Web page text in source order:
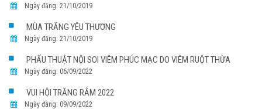
Ngày đăng: 21/10/2019
MÙA TRĂNG YÊU THƯƠNG
Ngày đăng: 21/10/2019
PHẨU THUẬT NỘI SOI VIÊM PHÚC MẠC DO VIÊM RUỘT THỪA
Ngày đăng: 06/09/2022
VUI HỘI TRĂNG RẰM 2022
Ngày đăng: 09/09/2022